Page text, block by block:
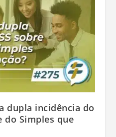
dupla incidência do
do Simples que